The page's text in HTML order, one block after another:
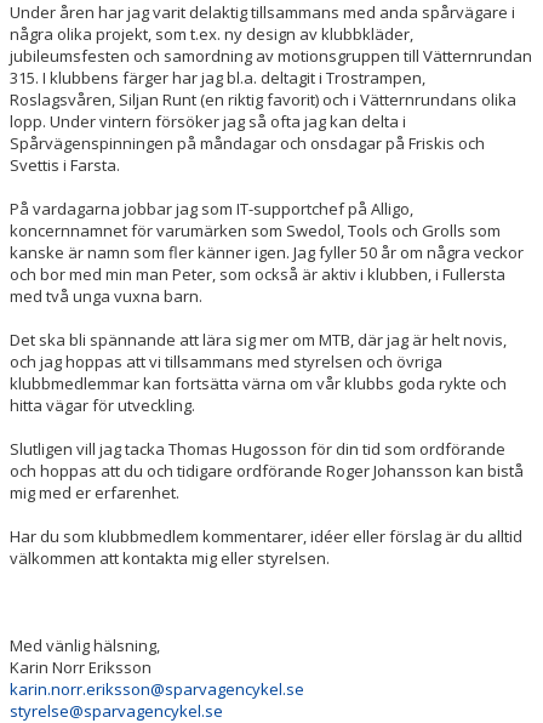
Under åren har jag varit delaktig tillsammans med anda spårvägare i
några olika projekt, som t.ex. ny design av klubbkläder,
jubileumsfesten och samordning av motionsgruppen till Vätternrundan
315. I klubbens färger har jag bl.a. deltagit i Trostrampen,
Roslagsvåren, Siljan Runt (en riktig favorit) och i Vätternrundans olika
lopp. Under vintern försöker jag så ofta jag kan delta i
Spårvägenspinningen på måndagar och onsdagar på Friskis och
Svettis i Farsta.
På vardagarna jobbar jag som IT-supportchef på Alligo,
koncernnamnet för varumärken som Swedol, Tools och Grolls som
kanske är namn som fler känner igen. Jag fyller 50 år om några veckor
och bor med min man Peter, som också är aktiv i klubben, i Fullersta
med två unga vuxna barn.
Det ska bli spännande att lära sig mer om MTB, där jag är helt novis,
och jag hoppas att vi tillsammans med styrelsen och övriga
klubbmedlemmar kan fortsätta värna om vår klubbs goda rykte och
hitta vägar för utveckling.
Slutligen vill jag tacka Thomas Hugosson för din tid som ordförande
och hoppas att du och tidigare ordförande Roger Johansson kan bistå
mig med er erfarenhet.
Har du som klubbmedlem kommentarer, idéer eller förslag är du alltid
välkommen att kontakta mig eller styrelsen.
Med vänlig hälsning,
Karin Norr Eriksson
karin.norr.eriksson@sparvagencykel.se
styrelse@sparvagencykel.se